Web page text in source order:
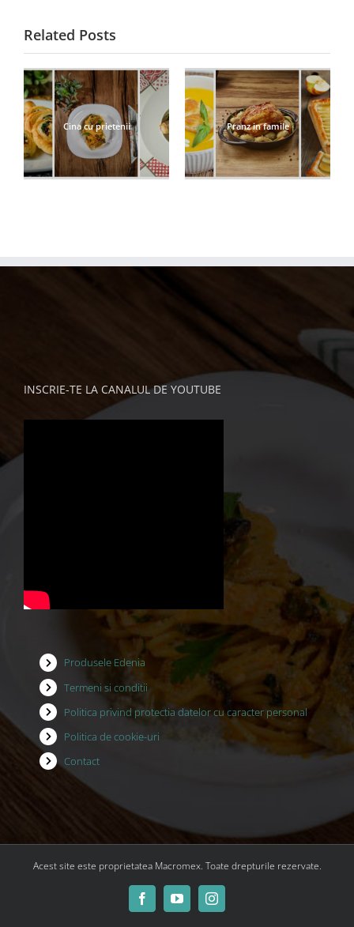
Related Posts
Cina cu prietenii Pranz in famile
INSCRIE-TE LA CANALUL DE YOUTUBE
Produsele Edenia
Termeni si conditii
Politica privind protectia datelor cu caracter personal
Politica de cookie-uri
Contact
Acest site este proprietatea Macromex. Toate drepturile rezervate.
FacebookYouTubeInstagram